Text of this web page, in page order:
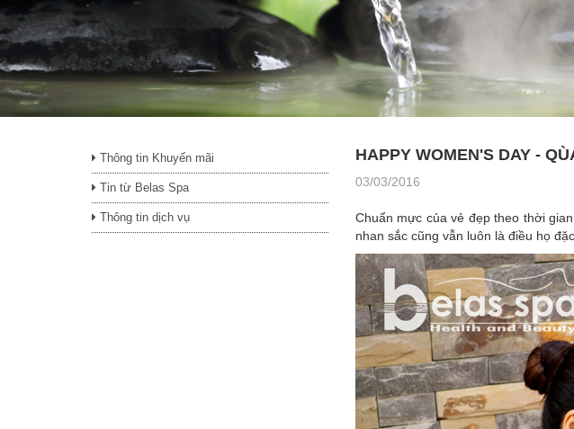
Thông tin Khuyến mãi
Tin từ Belas Spa
Thông tin dịch vụ
HAPPY WOMEN'S DAY -
03/03/2016
Chuẩn mực của vẻ đẹp theo thời
nhan sắc cũng vẫn luôn là điều họ